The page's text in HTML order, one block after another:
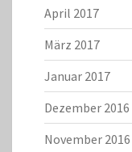
April 2017
März 2017
Januar 2017
Dezember 2016
November 2016